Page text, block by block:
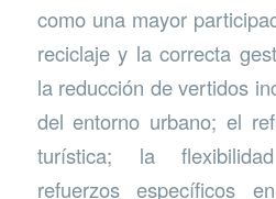
como una mayor
reciclaje y la correcta
la reducción de vertidos
del entorno urbano; el
turística; la
refuerzos específicos